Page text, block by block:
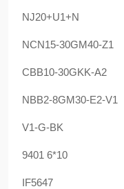
NJ20+U1+N
NCN15-30GM40-Z1
CBB10-30GKK-A2
NBB2-8GM30-E2-V1
V1-G-BK
9401 6*10
IF5647